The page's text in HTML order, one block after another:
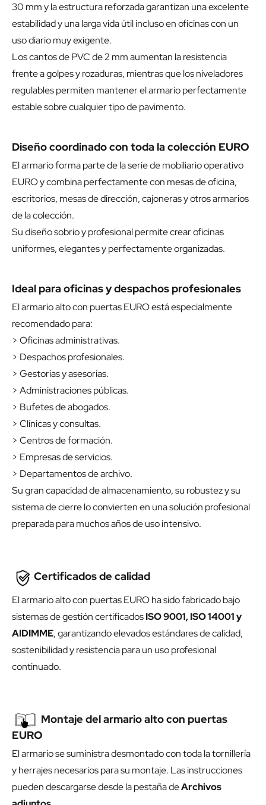
30 mm y la estructura reforzada garantizan una excelente
estabilidad y una larga vida útil incluso en oficinas con un
uso diario muy exigente.
Los cantos de PVC de 2 mm aumentan la resistencia
frente a golpes y rozaduras, mientras que los niveladores
regulables permiten mantener el armario perfectamente
estable sobre cualquier tipo de pavimento.
Diseño coordinado con toda la colección EURO
El armario forma parte de la serie de mobiliario operativo
EURO y combina perfectamente con mesas de oficina,
escritorios, mesas de dirección, cajoneras y otros armarios
de la colección.
Su diseño sobrio y profesional permite crear oficinas
uniformes, elegantes y perfectamente organizadas.
Ideal para oficinas y despachos profesionales
El armario alto con puertas EURO está especialmente
recomendado para:
> Oficinas administrativas.
> Despachos profesionales.
> Gestorías y asesorías.
> Administraciones públicas.
> Bufetes de abogados.
> Clínicas y consultas.
> Centros de formación.
> Empresas de servicios.
> Departamentos de archivo.
Su gran capacidad de almacenamiento, su robustez y su
sistema de cierre lo convierten en una solución profesional
preparada para muchos años de uso intensivo.
Certificados de calidad
El armario alto con puertas EURO ha sido fabricado bajo
sistemas de gestión certificadosISO 9001, ISO 14001 y
AIDIMME, garantizando elevados estándares de calidad,
sostenibilidad y resistencia para un uso profesional
continuado.
Montaje del armario alto con puertas
EURO
El armario se suministra desmontado con toda la tornillería
y herrajes necesarios para su montaje. Las instrucciones
pueden descargarse desde la pestaña deArchivos